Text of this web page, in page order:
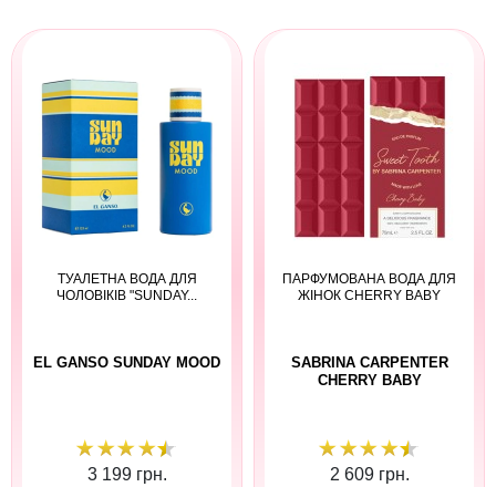
ТУАЛЕТНА ВОДА ДЛЯ
ЧОЛОВІКІВ "SUNDAY...
EL GANSO SUNDAY MOOD
3 199 грн.
ПАРФУМОВАНА ВОДА ДЛЯ
ЖІНОК CHERRY BABY
SABRINA CARPENTER
CHERRY BABY
2 609 грн.